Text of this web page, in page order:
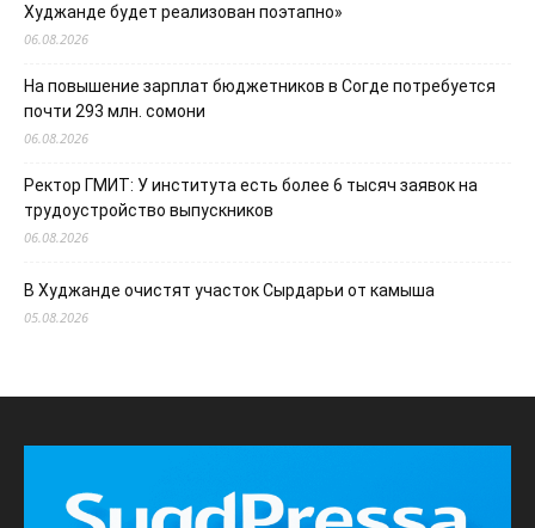
Худжанде будет реализован поэтапно»
06.08.2026
На повышение зарплат бюджетников в Согде потребуется
почти 293 млн. сомони
06.08.2026
Ректор ГМИТ: У института есть более 6 тысяч заявок на
трудоустройство выпускников
06.08.2026
В Худжанде очистят участок Сырдарьи от камыша
05.08.2026